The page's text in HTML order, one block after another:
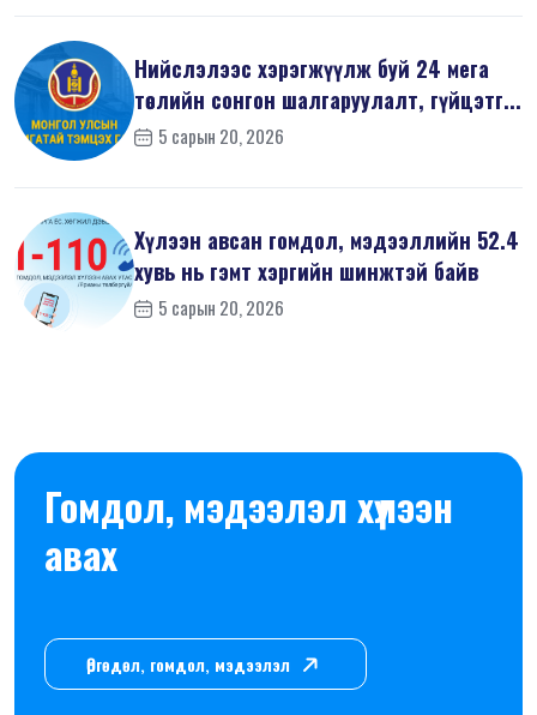
Нийслэлээс хэрэгжүүлж буй 24 мега
төслийн сонгон шалгаруулалт, гүйцэтг...
5 сарын 20, 2026
Хүлээн авсан гомдол, мэдээллийн 52.4
хувь нь гэмт хэргийн шинжтэй байв
5 сарын 20, 2026
Гомдол, мэдээлэл хүлээн
авах
Өргөдөл, гомдол, мэдээлэл